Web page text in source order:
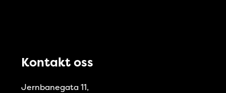
Kontakt oss
Jernbanegata 11,